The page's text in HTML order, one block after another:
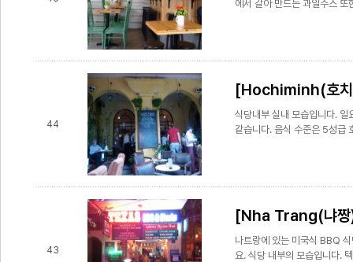
에서 갈아 만드는 과일주스
44
[Hochiminh(호
식당내부 실내 모습입니다. 일
같습니다. 음식 수준은 5성급
43
[Nha Trang(냐
나트랑에 있는 미국식 BBQ
요. 식당 내부의 모습입니다.